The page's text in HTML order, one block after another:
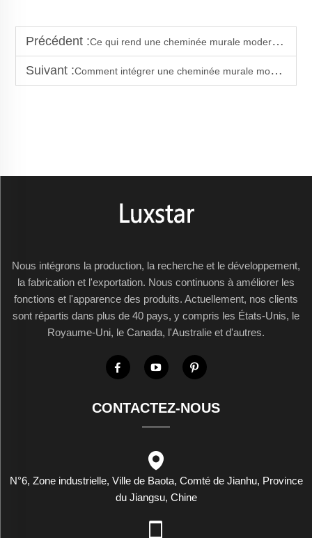
Précédent :Ce qui rend une cheminée murale moderne économe en énergie en 2025
Suivant :Comment intégrer une cheminée murale moderne dans un mur TV
Nous intégrons la production, la recherche et le développement,
la fabrication et l'exportation. Nous continuons à améliorer les
fonctions et l'apparence des produits. Actuellement, nos clients
sont répartis dans plus de 40 pays, y compris les États-Unis, le
Royaume-Uni, le Canada, l'Australie et d'autres.
CONTACTEZ-NOUS
N°6, Zone industrielle, Ville de Baota, Comté de Jianhu, Province
du Jiangsu, Chine